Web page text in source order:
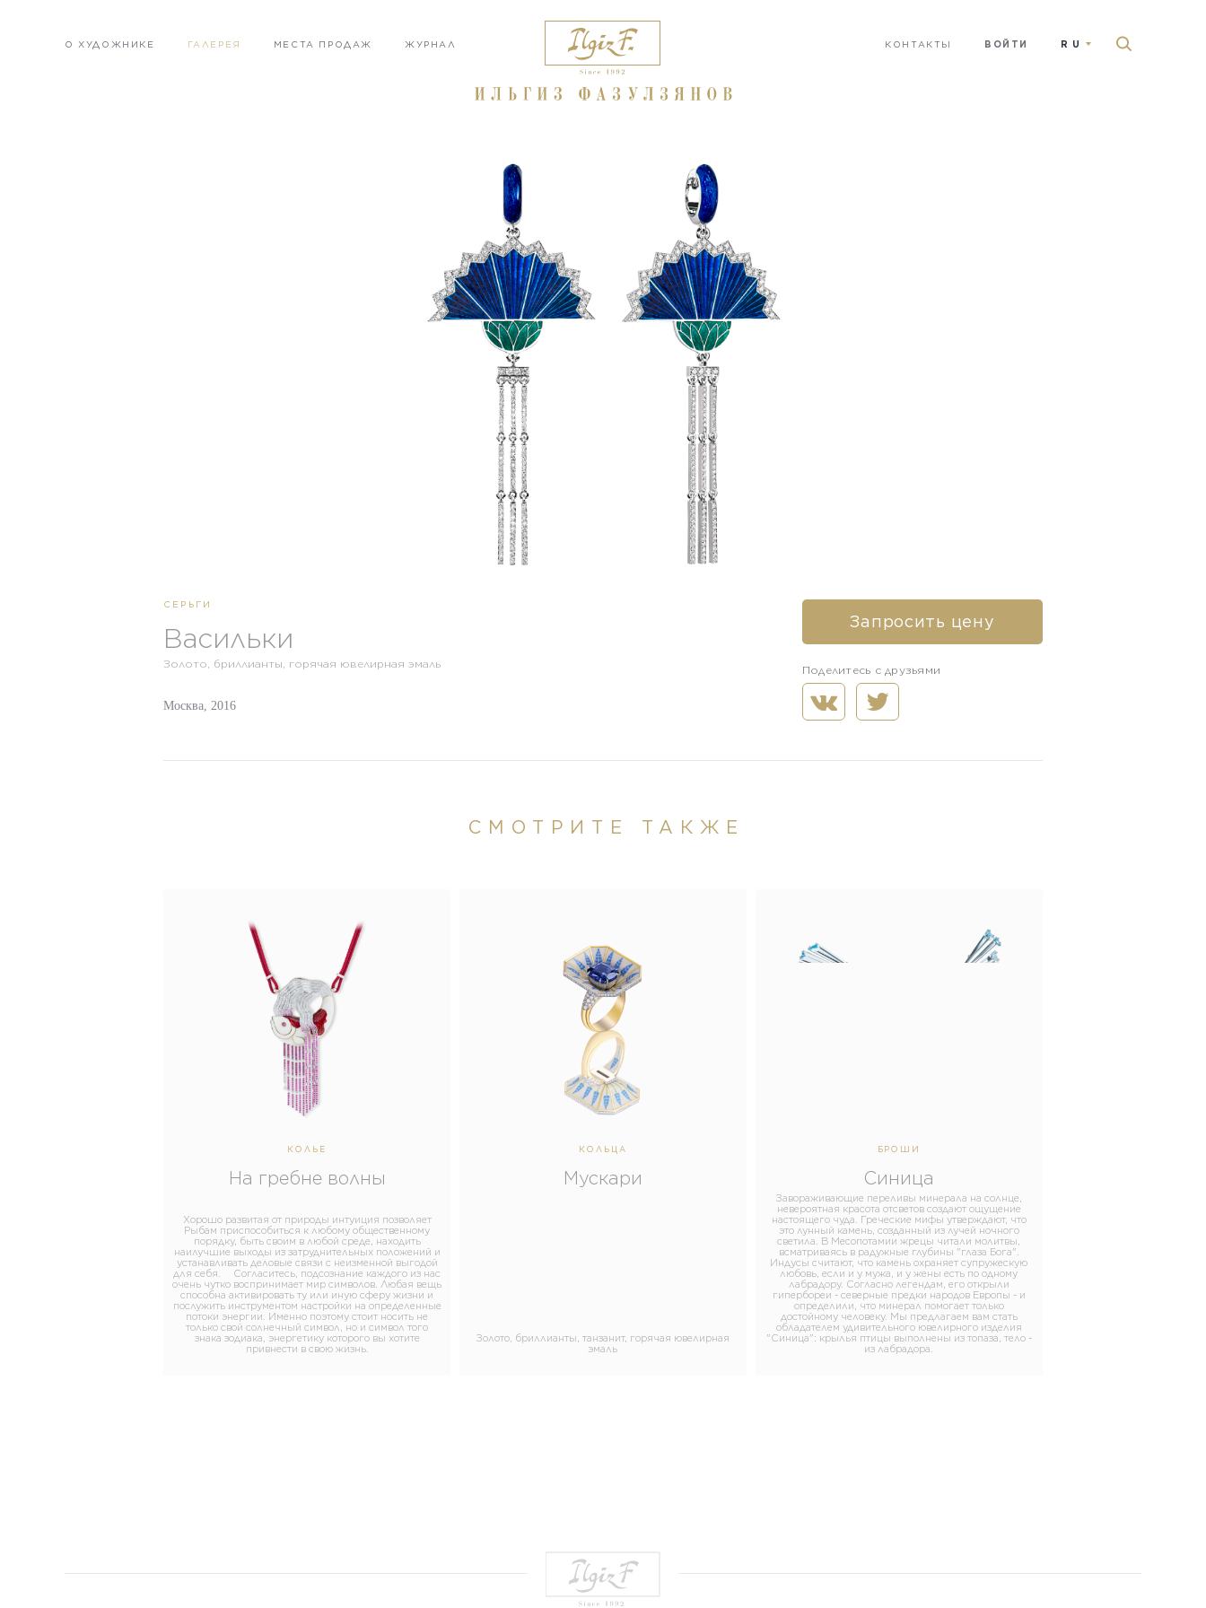
О ХУДОЖНИКЕ ГАЛЕРЕЯ МЕСТА ПРОДАЖ ЖУРНАЛ КОНТАКТЫ ВОЙТИ RU
СЕРЬГИ
Васильки
Золото, бриллианты, горячая ювелирная эмаль
Запросить цену
Поделитесь с друзьями
Москва, 2016
СМОТРИТЕ ТАКЖЕ
КОЛЬЕ
На гребне волны
Хорошо развитая от природы интуиция позволяет
Рыбам приспособиться к любому общественному
порядку, быть своим в любой среде, находить
наилучшие выходы из затруднительных положений и
устанавливать деловые связи с неизменной выгодой
для себя. ⠀ Согласитесь, подсознание каждого из нас
очень чутко воспринимает мир символов. Любая вещь
способна активировать ту или иную сферу жизни и
послужить инструментом настройки на определенные
потоки энергии. Именно поэтому стоит носить не
только свой солнечный символ, но и символ того
знака зодиака, энергетику которого вы хотите
привнести в свою жизнь.
КОЛЬЦА
Мускари
Золото, бриллианты, танзанит, горячая ювелирная
эмаль
БРОШИ
Синица
Завораживающие переливы минерала на солнце,
невероятная красота отсветов создают ощущение
настоящего чуда. Греческие мифы утверждают, что
это лунный камень, созданный из лучей ночного
светила. В Месопотамии жрецы читали молитвы,
всматриваясь в радужные глубины "глаза Бога".
Индусы считают, что камень охраняет супружескую
любовь, если и у мужа, и у жены есть по одному
лабрадору. Согласно легендам, его открыли
гипербореи - северные предки народов Европы - и
определили, что минерал помогает только
достойному человеку. Мы предлагаем вам стать
обладателем удивительного ювелирного изделия
"Синица": крылья птицы выполнены из топаза, тело -
из лабрадора.